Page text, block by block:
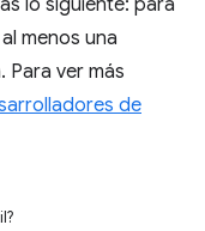
lo siguiente: para
menos una
Para ver más
de